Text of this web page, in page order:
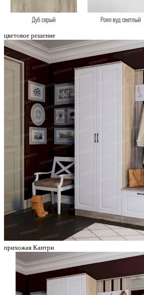
цветовое решение
прихожая Кантри